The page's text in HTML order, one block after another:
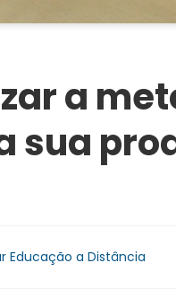
a
sua
Educação a Distância